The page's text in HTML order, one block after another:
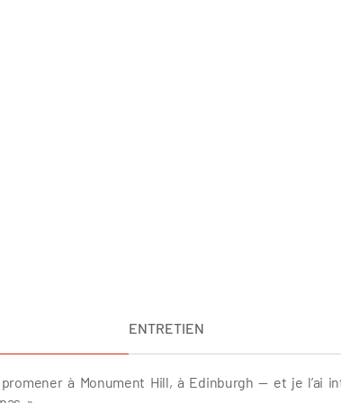
ENTRETIEN
à Monument Hill, à Edinburgh — et je l’ai